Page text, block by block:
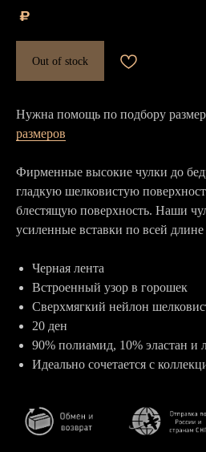
₽
Out of stock
Нужна помощь по подбору
размеров
Фирменные высокие чулки до
гладкую шелковистую
блестящую поверхность. Наши
усиленные вставки по всей
Черная лента
Встроенный узор в горошек
Сверхмягкий нейлон
20 ден
90% полиамид, 10% эластан и
Идеально сочетается с